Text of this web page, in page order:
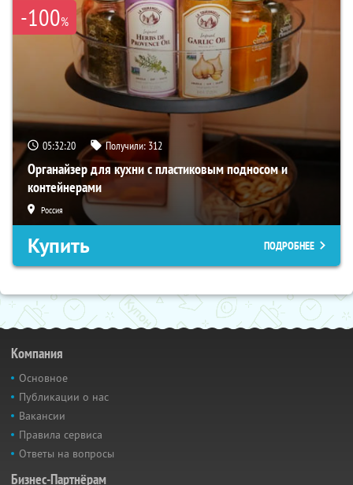
-100%
05:32:19 Получили: 312
Органайзер для кухни с пластиковым подносом и
контейнерами
Россия
Купить ПОДРОБНЕЕ
Компания
Основное
Публикации о нас
Вакансии
Правила сервиса
Ответы на вопросы
Бизнес-Партнёрам